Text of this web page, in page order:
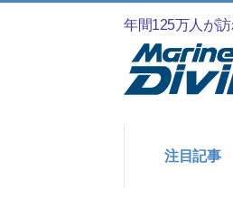
年間125万人が
注目記事